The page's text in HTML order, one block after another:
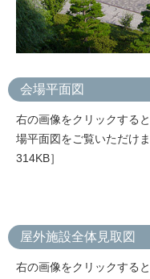
会場平面図
右の画像をクリックする
場平面図をご覧いただけ
314KB］
屋外施設全体見取図
右の画像をクリックする